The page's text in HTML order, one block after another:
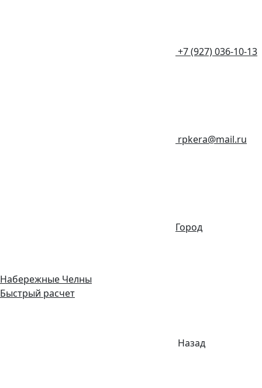
+7 (927) 036-10-13
rpkera@mail.ru
Город
Набережные Челны
Быстрый расчет
Назад